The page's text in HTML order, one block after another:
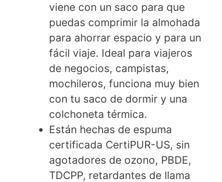
viene con un saco para que
puedas comprimir la almohada
para ahorrar espacio y para un
fácil viaje. Ideal para viajeros
de negocios, campistas,
mochileros, funciona muy bien
con tu saco de dormir y una
colchoneta térmica.
Están hechas de espuma
certificada CertiPUR-US, sin
agotadores de ozono, PBDE,
TDCPP, retardantes de llama